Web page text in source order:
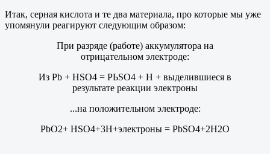
Итак, серная кислота и те два материала, про которые мы уже
упомянули реагируют следующим образом:
При разряде (работе) аккумулятора на
отрицательном электроде:
Из Рb + HSO4 = РЬSO4 + Н + выделившиеся в
результате реакции электроны
...на положительном электроде:
РbО2+ HSO4+3Н+электроны = РbSO4+2Н2О